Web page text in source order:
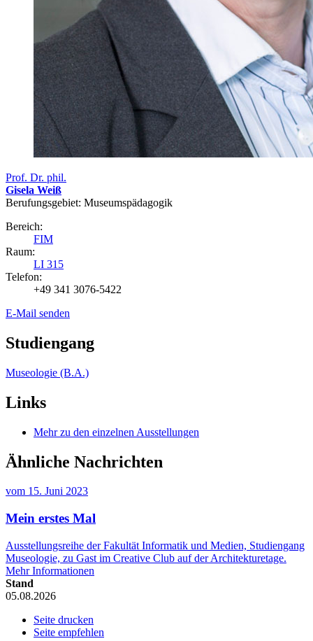
Prof. Dr. phil.
Gisela Weiß
Berufungsgebiet: Museumspädagogik
Bereich:
FIM
Raum:
LI 315
Telefon:
+49 341 3076-5422
E-Mail senden
Studiengang
Museologie (B.A.)
Links
Mehr zu den einzelnen Ausstellungen
Ähnliche Nachrichten
vom 15. Juni 2023
Mein erstes Mal
Ausstellungsreihe der Fakultät Informatik und Medien, Studiengang
Museologie, zu Gast im Creative Club auf der Architekturetage.
Mehr Informationen
Stand
05.08.2026
Seite drucken
Seite empfehlen